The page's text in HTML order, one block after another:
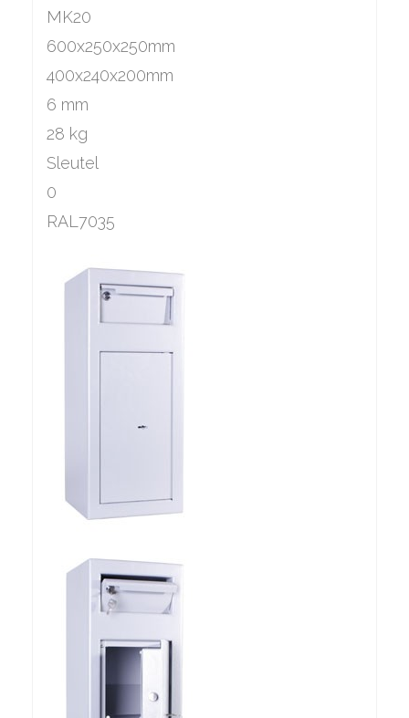
MK20
600x250x250mm
400x240x200mm
6 mm
28 kg
Sleutel
0
RAL7035